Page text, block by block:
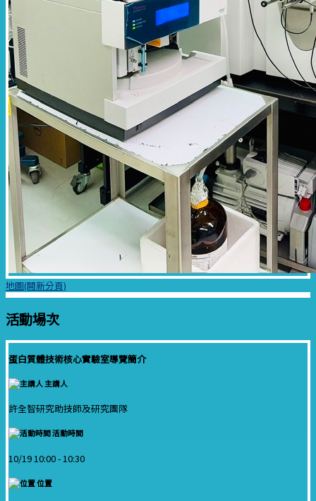
地圖(開新分頁)
活動場次
蛋白質體技術核心實驗室導覽簡介
主講人
許全智研究助技師及研究團隊
活動時間
10/19 10:00 -10:30
位置